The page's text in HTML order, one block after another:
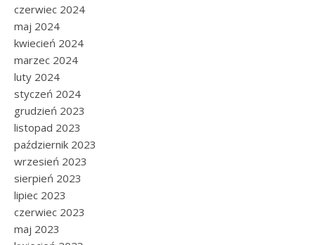
czerwiec 2024
maj 2024
kwiecień 2024
marzec 2024
luty 2024
styczeń 2024
grudzień 2023
listopad 2023
październik 2023
wrzesień 2023
sierpień 2023
lipiec 2023
czerwiec 2023
maj 2023